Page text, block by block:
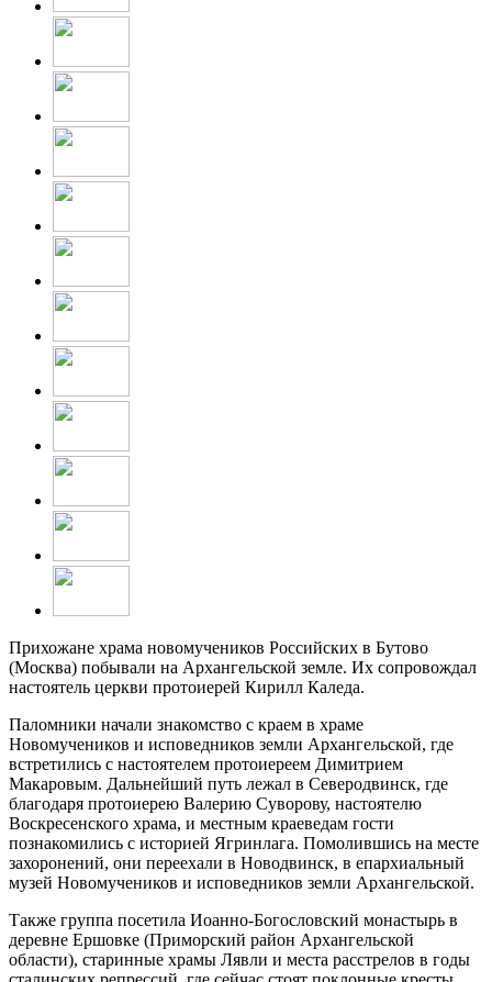
Прихожане храма новомучеников Российских в Бутово
(Москва) побывали на Архангельской земле. Их сопровождал
настоятель церкви протоиерей Кирилл Каледа.
Паломники начали знакомство с краем в храме
Новомучеников и исповедников земли Архангельской, где
встретились с настоятелем протоиереем Димитрием
Макаровым. Дальнейший путь лежал в Северодвинск, где
благодаря протоиерею Валерию Суворову, настоятелю
Воскресенского храма, и местным краеведам гости
познакомились с историей Ягринлага. Помолившись на месте
захоронений, они переехали в Новодвинск, в епархиальный
музей Новомучеников и исповедников земли Архангельской.
Также группа посетила Иоанно-Богословский монастырь в
деревне Ершовке (Приморский район Архангельской
области), старинные храмы Лявли и места расстрелов в годы